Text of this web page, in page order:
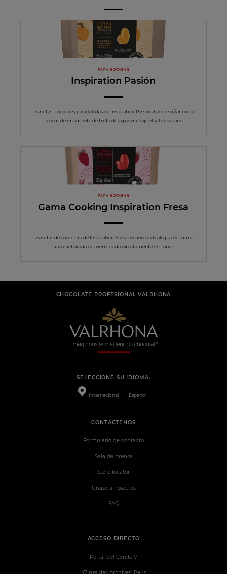
PARA HORNEAR
Inspiration Pasión
Las notas tropicales y aciduladas de Inspiration Passion hacen soñar con el
frescor de un sorbete de fruta de la pasión bajo el sol de verano.
PARA HORNEAR
Gama Cooking Inspiration Fresa
Las notas de confitura de Inspiration Fresa recuerdan la alegría de tomar
una cucharada de mermelada directamente del tarro.
CHOCOLATE PROFESIONAL VALRHONA
SELECCIONE SU IDIOMA.
Internacional Español
ACCESO DIRECTO
Portal del Cercle V
CONTÁCTENOS
Formulario de contacto
Sala de prensa
Store locator
Únase a nosotros
FAQ